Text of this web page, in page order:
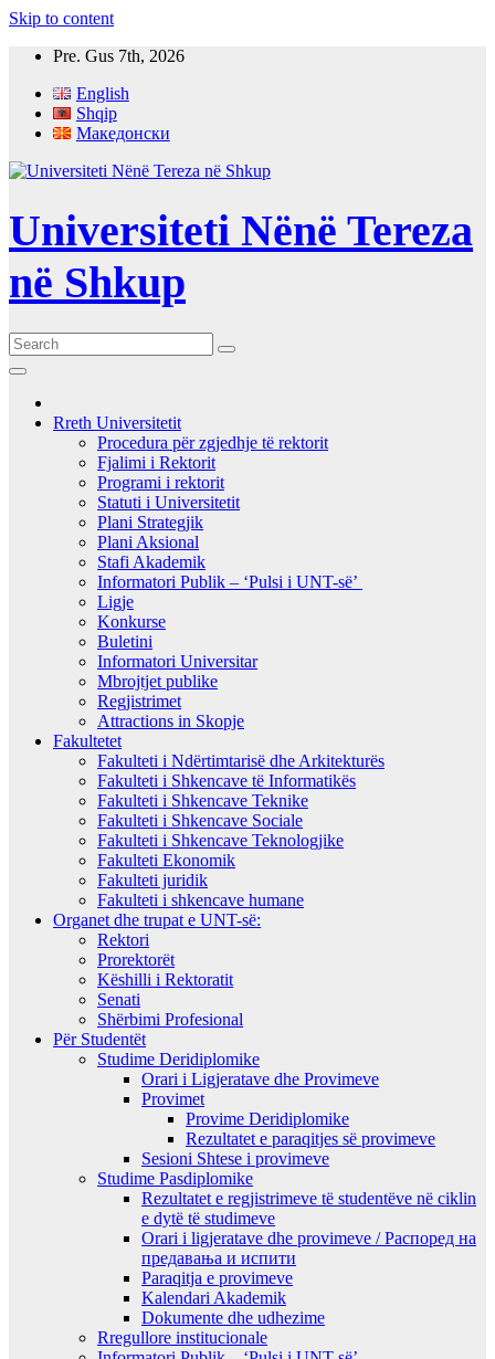
Skip to content
Pre. Gus 7th, 2026
English
Shqip
Македонски
Universiteti Nënë Tereza
në Shkup
Rreth Universitetit
Procedura për zgjedhje të rektorit
Fjalimi i Rektorit
Programi i rektorit
Statuti i Universitetit
Plani Strategjik
Plani Aksional
Stafi Akademik
Informatori Publik – ‘Pulsi i UNT-së’
Ligje
Konkurse
Buletini
Informatori Universitar
Mbrojtjet publike
Regjistrimet
Attractions in Skopje
Fakultetet
Fakulteti i Ndërtimtarisë dhe Arkitekturës
Fakulteti i Shkencave të Informatikës
Fakulteti i Shkencave Teknike
Fakulteti i Shkencave Sociale
Fakulteti i Shkencave Teknologjike
Fakulteti Ekonomik
Fakulteti juridik
Fakulteti i shkencave humane
Organet dhe trupat e UNT-së:
Rektori
Prorektorët
Këshilli i Rektoratit
Senati
Shërbimi Profesional
Për Studentët
Studime Deridiplomike
Orari i Ligjeratave dhe Provimeve
Provimet
Provime Deridiplomike
Rezultatet e paraqitjes së provimeve
Sesioni Shtese i provimeve
Studime Pasdiplomike
Rezultatet e regjistrimeve të studentëve në ciklin
e dytë të studimeve
Orari i ligjeratave dhe provimeve / Распоред на
предавањa и испити
Paraqitja e provimeve
Kalendari Akademik
Dokumente dhe udhezime
Rregullore institucionale